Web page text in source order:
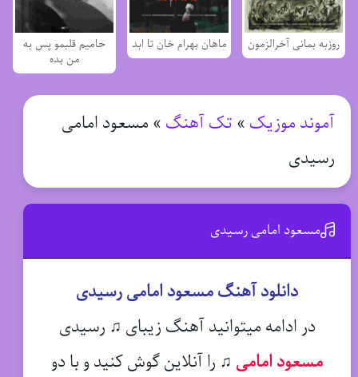
روزبه بمانی آخرالزمون ماهان بهرام خان تا ابد
حامیم قلبمو پس به
من بده
آموند موزیک » تک آهنگ » مسعود امامی
رسیدی
مسعود امامی رسیدی
دانلود آهنگ مسعود امامی رسیدی
در ادامه میتوانید آهنگ زیبای ♫ رسیدی
مسعود امامی ♫ را آنلاین گوش کنید و با دو